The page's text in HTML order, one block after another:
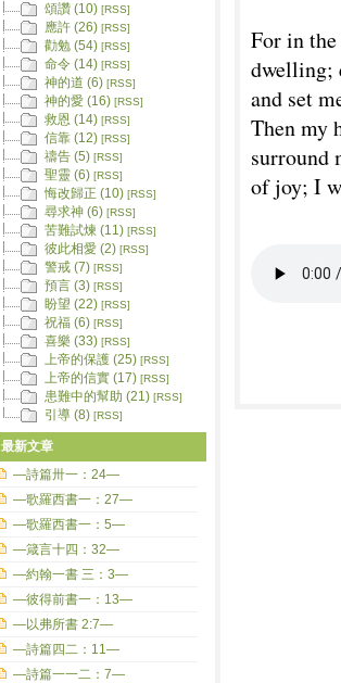
For in
dwelling;
and set
Then my
surround
of joy; I
頌讚 (10) [RSS]
應許 (26) [RSS]
勸勉 (54) [RSS]
命令 (14) [RSS]
神的道 (6) [RSS]
神的愛 (16) [RSS]
救恩 (14) [RSS]
信靠 (12) [RSS]
禱告 (5) [RSS]
聖靈 (6) [RSS]
悔改歸正 (10) [RSS]
尋求神 (6) [RSS]
苦難試煉 (11) [RSS]
彼此相愛 (2) [RSS]
警戒 (7) [RSS]
預言 (3) [RSS]
盼望 (22) [RSS]
祝福 (6) [RSS]
喜樂 (33) [RSS]
上帝的保護 (25) [RSS]
上帝的信實 (17) [RSS]
患難中的幫助 (21) [RSS]
引導 (8) [RSS]
最新文章
—詩篇卅一：24—
—歌羅西書一：27—
—歌羅西書一：5—
—箴言十四：32—
—約翰一書 三：3—
—彼得前書一：13—
—以弗所書 2:7—
—詩篇四二：11—
—詩篇一一二：7—